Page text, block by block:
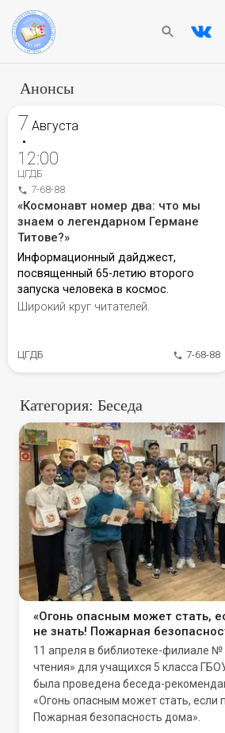
Анонсы
7 Августа
•
12:00
ЦГДБ
7-68-88
«Космонавт номер два: что мы
знаем о легендарном Германе
Титове?»
Информационный дайджест,
посвященный 65-летию второго
запуска человека в космос.
Широкий круг читателей.
ЦГДБ 7-68-88
Категория: Беседа
«Огонь опасным может стать,
не знать! Пожарная
11 апреля в библиотеке-филиале №
чтения» для учащихся 5 класса
была проведена беседа-
«Огонь опасным может стать, если
Пожарная безопасность дома».